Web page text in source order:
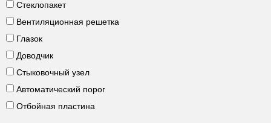
Стеклопакет
Вентиляционная решетка
Глазок
Доводчик
Стыковочный узел
Автоматический порог
Отбойная пластина